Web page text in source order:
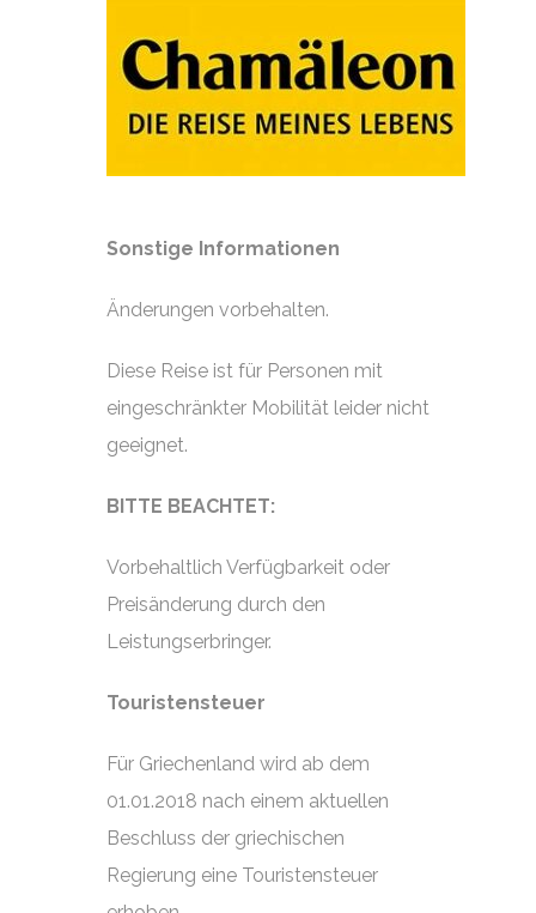
Sonstige Informationen
Änderungen vorbehalten.
Diese Reise ist für Personen mit
eingeschränkter Mobilität leider nicht
geeignet.
BITTE BEACHTET:
Vorbehaltlich Verfügbarkeit oder
Preisänderung durch den
Leistungserbringer.
Touristensteuer
Für Griechenland wird ab dem
01.01.2018 nach einem aktuellen
Beschluss der griechischen
Regierung eine Touristensteuer